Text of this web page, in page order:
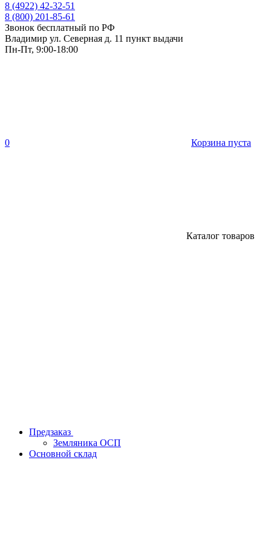
8 (4922) 42-32-51
8 (800) 201-85-61
Звонок бесплатный по РФ
Владимир ул. Северная д. 11 пункт выдачи
Пн-Пт, 9:00-18:00
0 Корзина пуста
Каталог товаров
Предзаказ
Земляника ОСП
Основной склад